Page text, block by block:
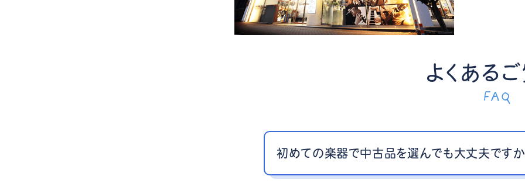
よくある
FAQ
初めての楽器で中古品を選んでも大丈夫ですか